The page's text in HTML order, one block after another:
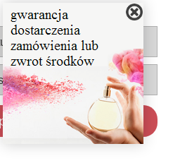
Pomoc
i dostawa
konto
O nas
tylko niezbędne
zgody
wszystkie